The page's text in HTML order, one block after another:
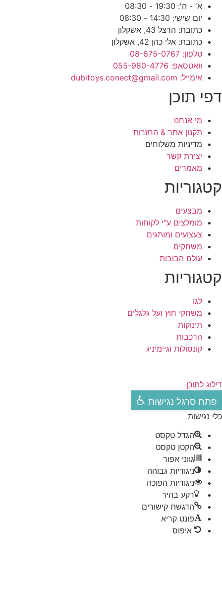
א' - ה': 19:30 - 08:30
יום שישי: 14:30 - 08:30
כתובת: הרצל 43, אשקלון
כתובת: אלי כהן 42, אשקלון
טלפון: 08-675-0767
וואטסאפ: 055-980-4776
אימייל: dubitoys.conect@gmail.com
תוכן
מי אנחנו
תקנון אתר & החזרות
מדיניות משלוחים
יצירת קשר
מאמרים
מבצעים
מומלצים ע"י לקוחות
צעצועים ומותגים
משחקים
עולם הבובות
לגו
משחקי חוץ ועל גלגלים
תינוקות
הרכבות
קונסולות וגיימיניג
לתוכן
פתח סרגל נגישות
נגישות
הגדל טקסט
הקטן טקסט
גווני אפור
ניגודיות גבוהה
ניגודיות הפוכה
רקע בהיר
הדגשת קישורים
פונט קריא
איפוס